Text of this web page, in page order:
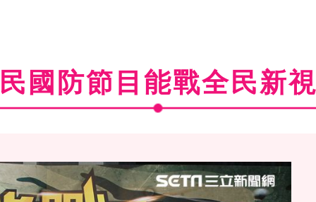
國防節目能戰全民新